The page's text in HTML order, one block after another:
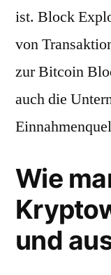
ist. Block
von
zur Bitcoin
auch die
Wie
und